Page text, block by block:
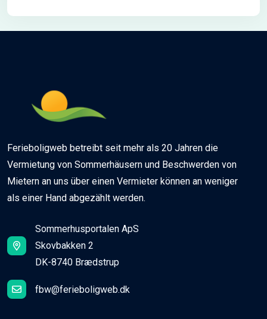
Ferieboligweb betreibt seit mehr als 20 Jahren die
Vermietung von Sommerhäusern und Beschwerden von
Mietern an uns über einen Vermieter können an weniger
als einer Hand abgezählt werden.
Sommerhusportalen ApS
Skovbakken 2
DK-8740 Brædstrup
fbw@ferieboligweb.dk